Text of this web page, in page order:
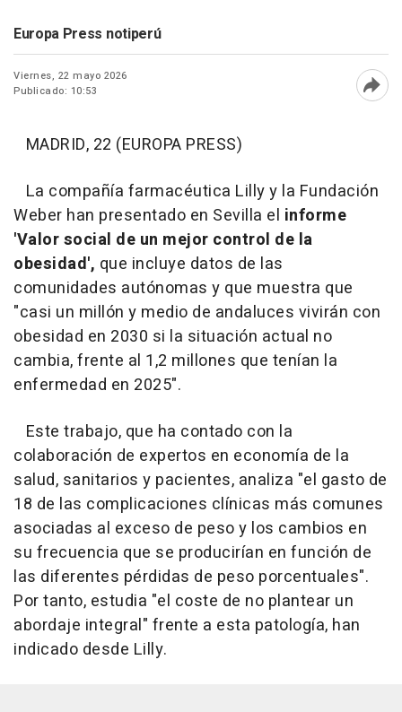
Europa Press notiperú
Viernes, 22 mayo 2026
Publicado: 10:53
MADRID, 22 (EUROPA PRESS)
La compañía farmacéutica Lilly y la Fundación
Weber han presentado en Sevilla el informe
'Valor social de un mejor control de la
obesidad', que incluye datos de las
comunidades autónomas y que muestra que
"casi un millón y medio de andaluces vivirán con
obesidad en 2030 si la situación actual no
cambia, frente al 1,2 millones que tenían la
enfermedad en 2025".
Este trabajo, que ha contado con la
colaboración de expertos en economía de la
salud, sanitarios y pacientes, analiza "el gasto de
18 de las complicaciones clínicas más comunes
asociadas al exceso de peso y los cambios en
su frecuencia que se producirían en función de
las diferentes pérdidas de peso porcentuales".
Por tanto, estudia "el coste de no plantear un
abordaje integral" frente a esta patología, han
indicado desde Lilly.